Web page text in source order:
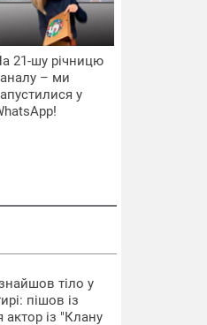
21-шу річницю
– ми
у
тіло у
пішов із
актор із "Клану